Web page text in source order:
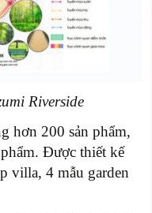
Riverside
hơn 200 sản phẩm,
Được thiết kế
villa, 4 mẫu garden